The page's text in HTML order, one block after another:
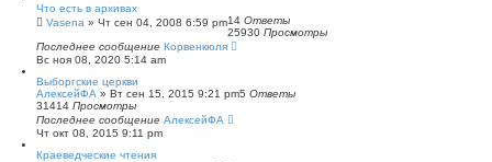
Что есть в архивах
Vasena » Чт сен 04, 2008 6:59 pm14 Ответы
25930 Просмотры
Последнее сообщение Корвенкюля
Вс ноя 08, 2020 5:14 am
Выборгские церкви
АлексейФА » Вт сен 15, 2015 9:21 pm5 Ответы
31414 Просмотры
Последнее сообщение АлексейФА
Чт окт 08, 2015 9:11 pm
Краеведческие чтения